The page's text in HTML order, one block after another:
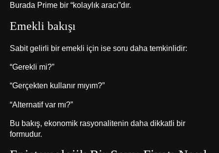
Burada Prime bir “kolaylık aracı”dır.
Emekli bakışı
Sabit gelirli bir emekli için ise soru daha temkinlidir:
“Gerekli mi?”
“Gerçekten kullanır mıyım?”
“Alternatif var mı?”
Bu bakış, ekonomik rasyonalitenin daha dikkatli bir
formudur.